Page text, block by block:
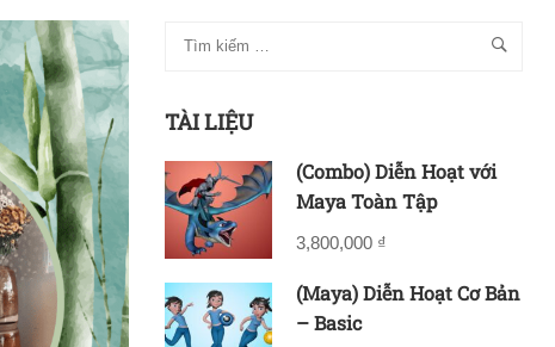
TÀI LIỆU
(Combo) Diễn Hoạt với
Maya Toàn Tập
3,800,000 ₫
(Maya) Diễn Hoạt Cơ Bản
– Basic